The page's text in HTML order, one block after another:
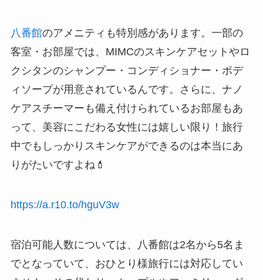
八番館のアメニティも特別感があります。一部の
客室・お部屋では、MIMCのスキンケアセットやロ
クシタンのシャンプー・コンディショナー・ボデ
ィソープが用意されているんです。さらに、ナノ
ケアスチーマーも備え付けられているお部屋もあ
って、美容にこだわる女性には嬉しい限り！旅行
中でもしっかりスキンケアができるのは本当にあ
りがたいですよね💄
https://a.r10.to/hguV3w
宿泊可能人数については、八番館は2名から5名ま
でとなっていて、おひとり様旅行には対応してい